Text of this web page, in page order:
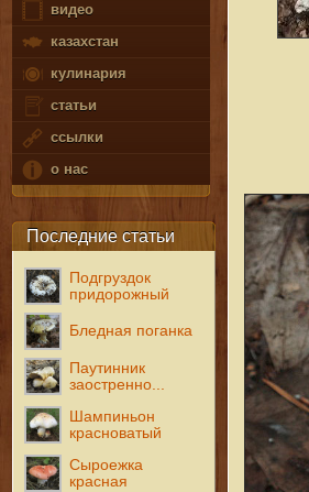
видео
казахстан
кулинария
статьи
ссылки
о нас
Последние статьи
Подгруздок
придорожный
Бледная поганка
Паутинник
заостренно...
Шампиньон
красноватый
Сыроежка
красная